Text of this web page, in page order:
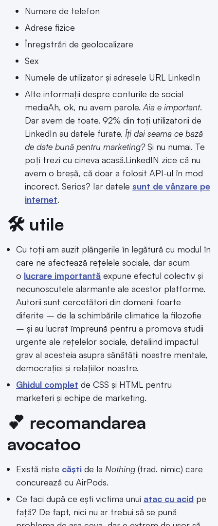
Numere de telefon
Adrese fizice
Înregistrări de geolocalizare
Sex
Numele de utilizator și adresele URL LinkedIn
Alte informații despre conturile de social
mediaAh, ok, nu avem parole. Aia e important.
Dar avem de toate. 92% din toți utilizatorii de
LinkedIn au datele furate. Îți dai seama ce bază
de date bună pentru marketing?Și nu numai. Te
poți trezi cu cineva acasă.LinkedIN zice că nu
avem o breșă, că doar a folosit API-ul în mod
incorect. Serios? Iar datele sunt de vânzare pe
internet.
🛠️ utile
Cu toții am auzit plângerile în legătură cu modul în
care ne afectează rețelele sociale, dar acum
o lucrare importantă expune efectul colectiv și
necunoscutele alarmante ale acestor platforme.
Autorii sunt cercetători din domenii foarte
diferite – de la schimbările climatice la filozofie
– și au lucrat împreună pentru a promova studii
urgente ale rețelelor sociale, detaliind impactul
grav al acesteia asupra sănătății noastre mentale,
democrației și relațiilor noastre.
Ghidul complet de CSS și HTML pentru
marketeri și echipe de marketing.
💕 recomandarea
avocatoo
Există niște căști de la Nothing (trad. nimic) care
concurează cu AirPods.
Ce faci după ce ești victima unui atac cu acid pe
față? De fapt, nici nu ar trebui să se pună